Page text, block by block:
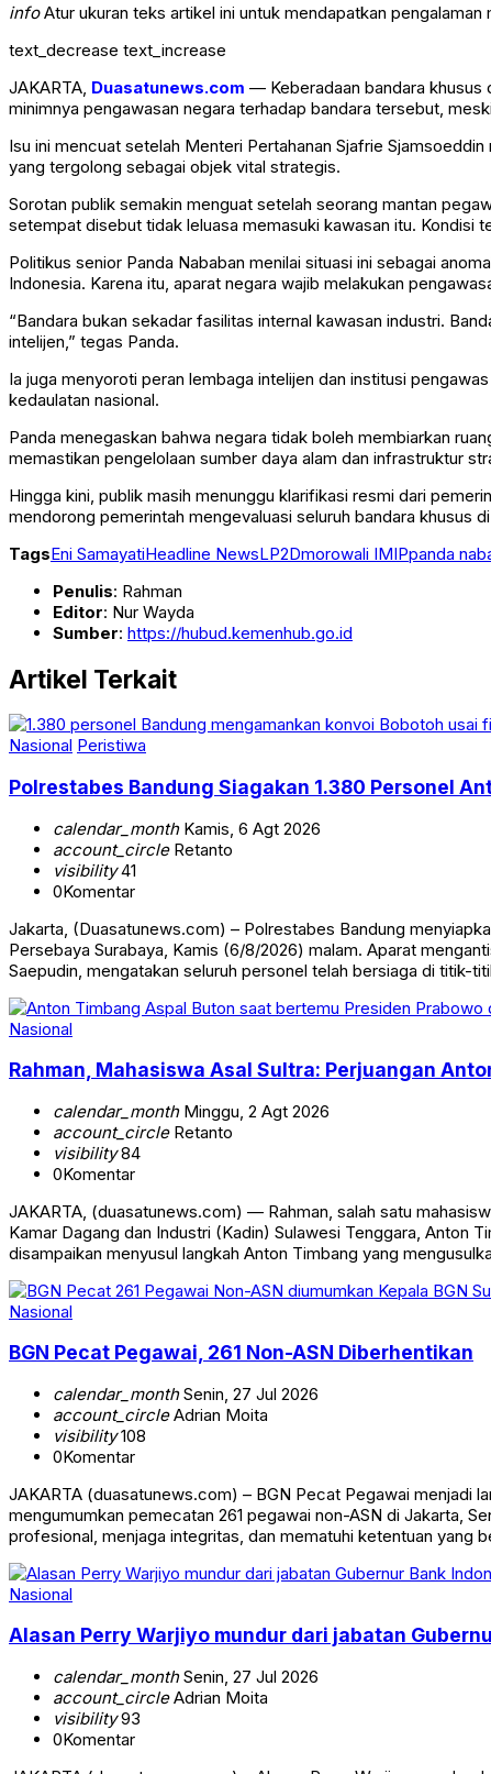
infoAtur ukuran teks artikel ini untuk mendapatkan pengalaman
text_decrease text_increase
JAKARTA, Duasatunews.com — Keberadaan bandara khusus
minimnya pengawasan negara terhadap bandara tersebut,
Isu ini mencuat setelah Menteri Pertahanan Sjafrie Sjamsoeddin
yang tergolong sebagai objek vital strategis.
Sorotan publik semakin menguat setelah seorang mantan
setempat disebut tidak leluasa memasuki kawasan itu. Kondisi
Politikus senior Panda Nababan menilai situasi ini sebagai
Indonesia. Karena itu, aparat negara wajib melakukan
“Bandara bukan sekadar fasilitas internal kawasan industri.
intelijen,” tegas Panda.
Ia juga menyoroti peran lembaga intelijen dan institusi
kedaulatan nasional.
Panda menegaskan bahwa negara tidak boleh membiarkan
memastikan pengelolaan sumber daya alam dan infrastruktur
Hingga kini, publik masih menunggu klarifikasi resmi dari
mendorong pemerintah mengevaluasi seluruh bandara khusus
TagsEni SamayatiHeadline NewsLP2Dmorowali IMIPpanda
Penulis: Rahman
Editor: Nur Wayda
Sumber: https://hubud.kemenhub.go.id
Artikel Terkait
Nasional Peristiwa
Polrestabes Bandung Siagakan 1.380 Personel
calendar_monthKamis, 6 Agt 2026
account_circleRetanto
visibility41
0Komentar
Jakarta, (Duasatunews.com) – Polrestabes Bandung
Persebaya Surabaya, Kamis (6/8/2026) malam. Aparat
Saepudin, mengatakan seluruh personel telah bersiaga di titik-
Nasional
Rahman, Mahasiswa Asal Sultra: Perjuangan
calendar_monthMinggu, 2 Agt 2026
account_circleRetanto
visibility84
0Komentar
JAKARTA, (duasatunews.com) — Rahman, salah satu
Kamar Dagang dan Industri (Kadin) Sulawesi Tenggara, Anton
disampaikan menyusul langkah Anton Timbang yang
Nasional
BGN Pecat Pegawai, 261 Non-ASN Diberhentikan
calendar_monthSenin, 27 Jul 2026
account_circleAdrian Moita
visibility108
0Komentar
JAKARTA (duasatunews.com) – BGN Pecat Pegawai menjadi
mengumumkan pemecatan 261 pegawai non-ASN di Jakarta,
profesional, menjaga integritas, dan mematuhi ketentuan yang
Nasional
Alasan Perry Warjiyo mundur dari jabatan
calendar_monthSenin, 27 Jul 2026
account_circleAdrian Moita
visibility93
0Komentar